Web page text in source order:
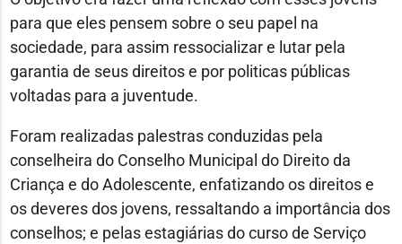
para que eles pensem sobre o seu papel na
sociedade, para assim ressocializar e lutar pela
garantia de seus direitos e por politicas públicas
voltadas para a juventude.
Foram realizadas palestras conduzidas pela
conselheira do Conselho Municipal do Direito da
Criança e do Adolescente, enfatizando os direitos e
os deveres dos jovens, ressaltando a importância dos
conselhos; e pelas estagiárias do curso de Serviço